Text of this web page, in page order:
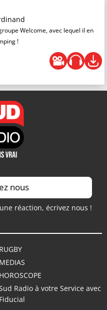
Welcome, avec lequel il en
!
nous
réaction, écrivez nous !
RUGBY
MEDIAS
HOROSCOPE
Radio à votre Service avec
Fiducial